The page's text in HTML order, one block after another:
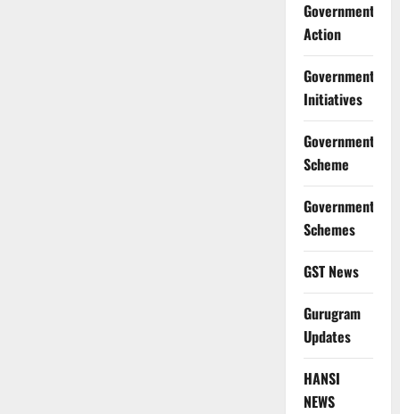
Government
Action
Government
Initiatives
Government
Scheme
Government
Schemes
GST News
Gurugram
Updates
HANSI
NEWS